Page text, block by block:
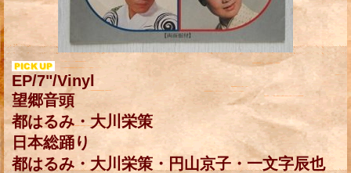
EP/7"/Vinyl
望郷音頭
都はるみ・大川栄策
日本総踊り
都はるみ・大川栄策・円山京子・一文字辰也